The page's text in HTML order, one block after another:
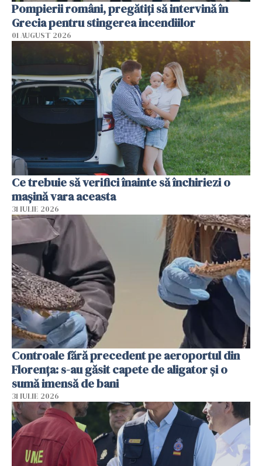
Pompierii români, pregătiţi să intervină în
Grecia pentru stingerea incendiilor
01 AUGUST 2026
Ce trebuie să verifici înainte să închiriezi o
mașină vara aceasta
31 IULIE 2026
Controale fără precedent pe aeroportul din
Florența: s-au găsit capete de aligator și o
sumă imensă de bani
31 IULIE 2026